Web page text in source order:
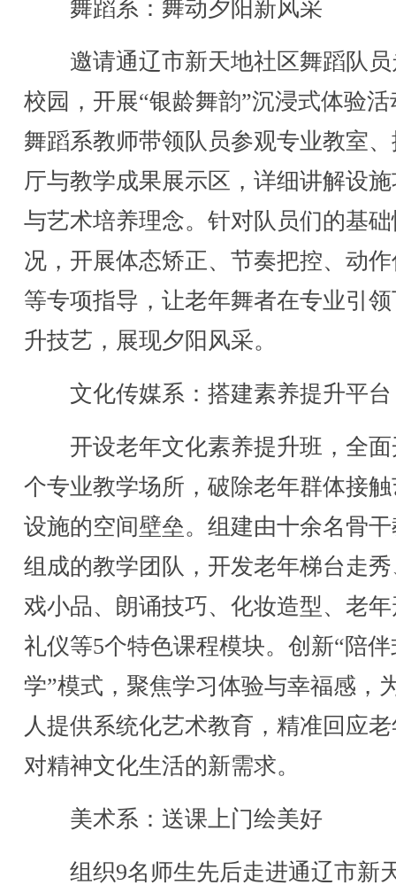
舞蹈系：舞动夕阳新风采
邀请通辽市新天地社区舞蹈队员
校园，开展“银龄舞韵”沉浸式体验活
舞蹈系教师带领队员参观专业教室
厅与教学成果展示区，详细讲解设
与艺术培养理念。针对队员们的基
况，开展体态矫正、节奏把控、动
等专项指导，让老年舞者在专业引
升技艺，展现夕阳风采。
文化传媒系：搭建素养提升平台
开设老年文化素养提升班，全面
个专业教学场所，破除老年群体接
设施的空间壁垒。组建由十余名骨
组成的教学团队，开发老年梯台走
戏小品、朗诵技巧、化妆造型、老
礼仪等5个特色课程模块。创新“陪
学”模式，聚焦学习体验与幸福感，
人提供系统化艺术教育，精准回应
对精神文化生活的新需求。
美术系：送课上门绘美好
组织9名师生先后走进通辽市新